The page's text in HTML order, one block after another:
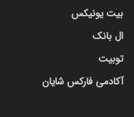
بیت یونیکس
ال بانک
توبیت
آکادمی فارکس شایان